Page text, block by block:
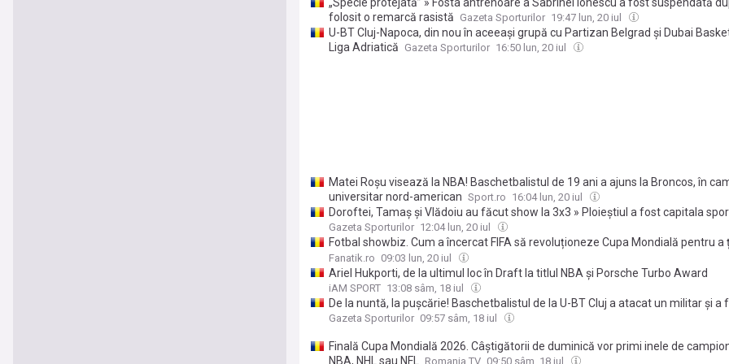
folosit o remarcă rasistă Gazeta Sporturilor 19:47 lun, 20 iul
U-BT Cluj-Napoca, din nou în aceeași grupă cu Partizan Belgrad și Dubai
Liga Adriatică Gazeta Sporturilor 16:50 lun, 20 iul
Matei Roșu visează la NBA! Baschetbalistul de 19 ani a ajuns la Broncos, în
universitar nord-american Sport.ro 16:04 lun, 20 iul
Doroftei, Tamaș și Vlădoiu au făcut show la 3x3 » Ploieștiul a fost capitala
de trei zile, la Sport Arena Streetball
Gazeta Sporturilor 12:04 lun, 20 iul
Fotbal showbiz. Cum a încercat FIFA să revoluționeze Cupa Mondială pentru a
cu sporturile americane și ce măsuri drastice ar putea lua în viitor forul mondial
Fanatik.ro 09:03 lun, 20 iul
Ariel Hukporti, de la ultimul loc în Draft la titlul NBA și Porsche Turbo Award
iAM SPORT 13:08 sâm, 18 iul
De la nuntă, la pușcărie! Baschetbalistul de la U-BT Cluj a atacat un militar și a
arestat! + Prima reacție a oficialilor clujeni
Gazeta Sporturilor 09:57 sâm, 18 iul
Finală Cupa Mondială 2026. Câștigătorii de duminică vor primi inele de
NBA, NHL sau NFL
Romania TV 09:50 sâm, 18 iul